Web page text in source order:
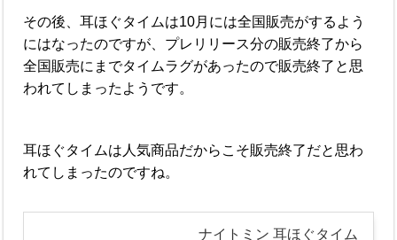
その後、耳ほぐタイムは10月には全国販売がするよう
にはなったのですが、プレリリース分の販売終了から
全国販売にまでタイムラグがあったので販売終了と思
われてしまったようです。
耳ほぐタイムは人気商品だからこそ販売終了だと思わ
れてしまったのですね。
ナイトミン 耳ほぐタイム